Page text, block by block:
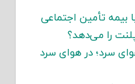
بیمه تأمین اجتماعی
سرد؛ در هوای سرد